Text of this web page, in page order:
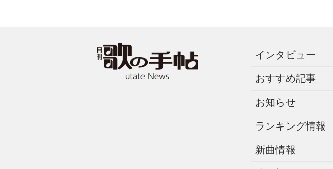
インタビュー
おすすめ記事
お知らせ
ランキング情報
新曲情報